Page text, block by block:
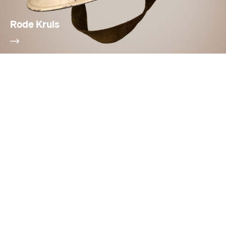
Rode Kruis